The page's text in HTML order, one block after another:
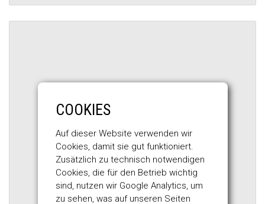
COOKIES
Auf dieser Website verwenden wir
Cookies, damit sie gut funktioniert.
Zusätzlich zu technisch notwendigen
Cookies, die für den Betrieb wichtig
sind, nutzen wir Google Analytics, um
zu sehen, was auf unseren Seiten